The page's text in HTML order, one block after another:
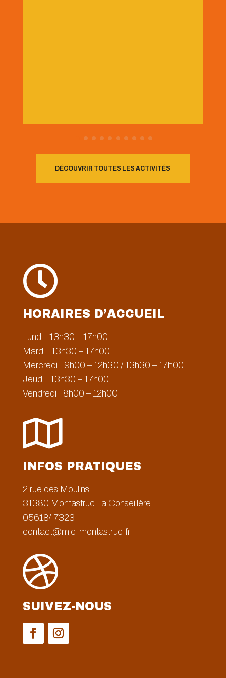
DÉCOUVRIR TOUTES LES ACTIVITÉS

HORAIRES D’ACCUEIL
Lundi : 13h30 – 17h00
Mardi : 13h30 – 17h00
Mercredi : 9h00 – 12h30 / 13h30 – 17h00
Jeudi : 13h30 – 17h00
Vendredi : 8h00 – 12h00

INFOS PRATIQUES
2 rue des Moulins
31380 Montastruc La Conseillère
0561847323
contact@mjc-montastruc.fr

SUIVEZ-NOUS